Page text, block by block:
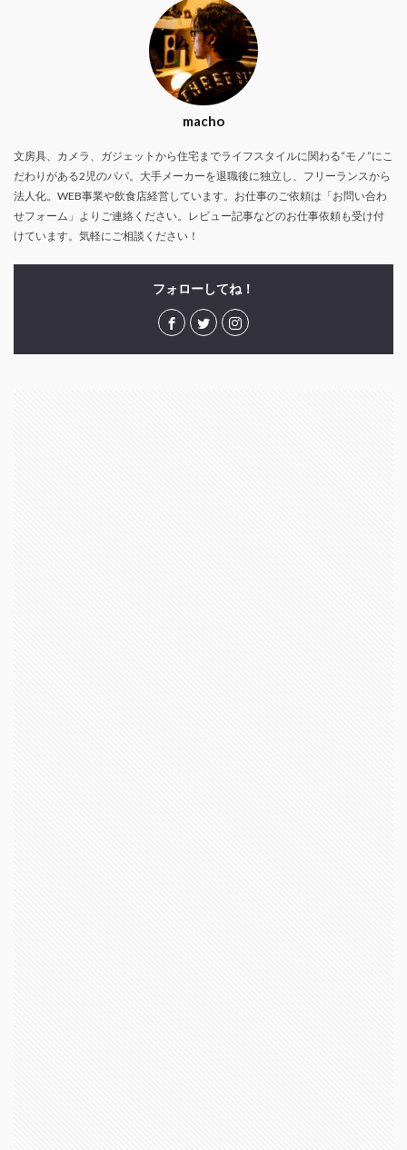
macho
文房具、カメラ、ガジェットから住宅までライフスタイルに関わる“モノ”にこ
だわりがある2児のパパ。大手メーカーを退職後に独立し、フリーランスから
法人化。WEB事業や飲食店経営しています。お仕事のご依頼は「お問い合わ
せフォーム」よりご連絡ください。レビュー記事などのお仕事依頼も受け付
けています。気軽にご相談ください！
フォローしてね！